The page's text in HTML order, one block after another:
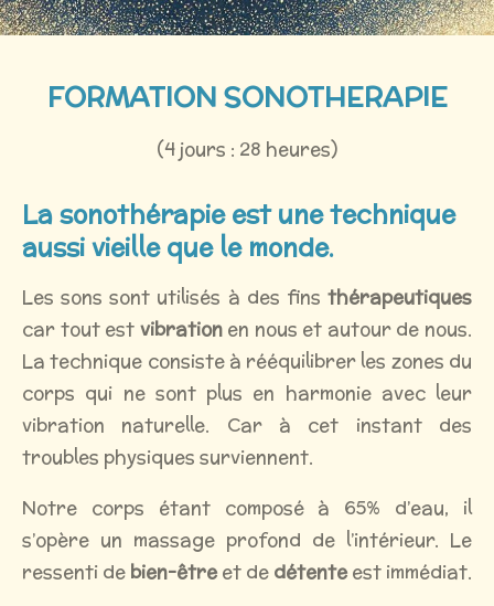
FORMATION SONOTHERAPIE
(4 jours : 28 heures)
La sonothérapie est une technique
aussi vieille que le monde.
Les sons sont utilisés à des fins thérapeutiques
car tout est vibrationen nous et autour de nous.
La technique consiste à rééquilibrer les zones du
corps qui ne sont plus en harmonie avec leur
vibration naturelle. Car à cet instant des
troubles physiques surviennent.
Notre corps étant composé à 65% d’eau, il
s’opère un massage profond de l’intérieur. Le
ressenti de bien-êtreet de détenteest immédiat.